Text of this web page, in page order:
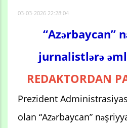
03-03-2026 22:28:04
“Azərbaycan”
jurnalistlərə
REDAKTORDAN
Prezident
olan “Azərbaycan”